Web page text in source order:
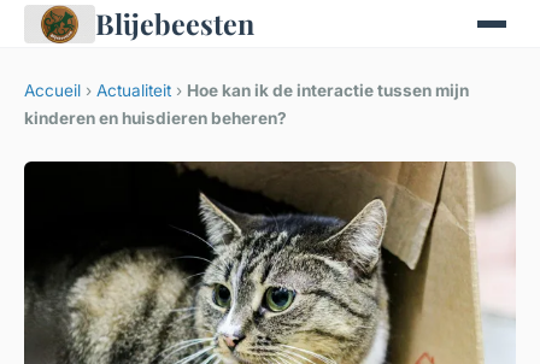
Blijebeesten
Accueil › Actualiteit › Hoe kan ik de interactie tussen mijn
kinderen en huisdieren beheren?